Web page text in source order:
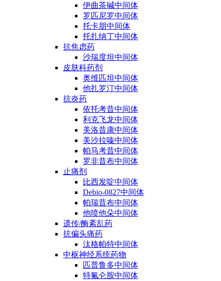
伊曲茶碱中间体
罗匹尼罗中间体
托卡朋中间体
托扎纳丁中间体
抗焦虑药
沙瑞度坦中间体
皮肤科药剂
奥维匹坦中间体
他扎罗汀中间体
抗炎药
依托考昔中间体
利克飞龙中间体
美洛昔康中间体
美沙拉嗪中间体
帕马考昔中间体
罗非昔布中间体
止痛剂
比西发啶中间体
Debio-0827中间体
帕瑞昔布中间体
他喷他朵中间体
遗传/酶紊乱药
抗偏头痛药
汰格帕特中间体
中枢神经系统药物
匹普鲁多中间体
特氟仑胺中间体